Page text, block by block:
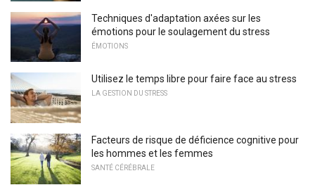
Techniques d'adaptation axées sur les
émotions pour le soulagement du stress
ÉMOTIONS
Utilisez le temps libre pour faire face au stress
LA GESTION DU STRESS
Facteurs de risque de déficience cognitive pour
les hommes et les femmes
SANTÉ CÉRÉBRALE